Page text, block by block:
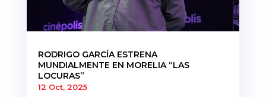
RODRIGO GARCÍA ESTRENA
MUNDIALMENTE EN MORELIA “LAS
LOCURAS”
12 Oct, 2025